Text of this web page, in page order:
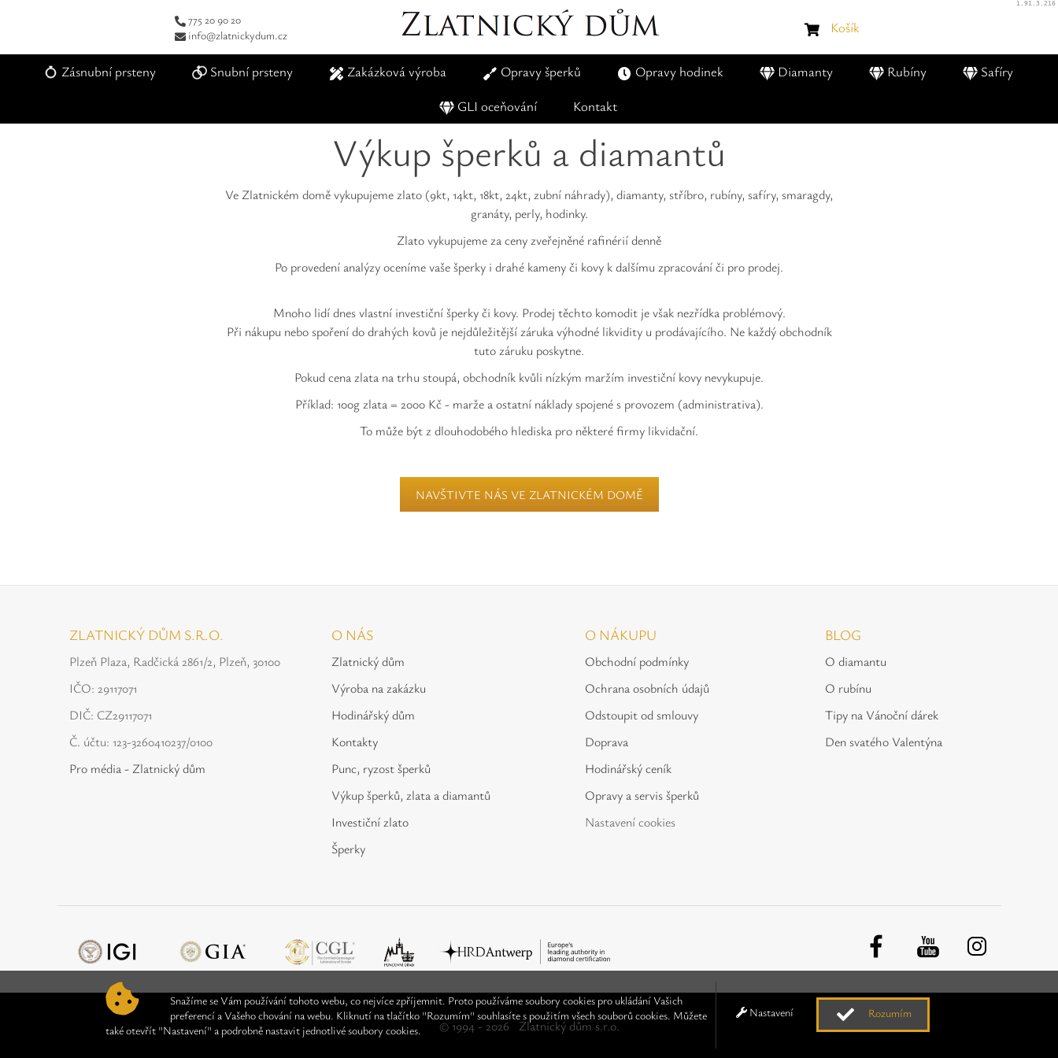
Snažíme se Vám používání tohoto webu, co nejvíce zpříjemnit. Proto používáme soubory cookies pro ukládání Vašich
preferencí a Vašeho chování na webu. Kliknutí na tlačítko "Rozumím" souhlasíte s použitím všech souborů cookies. Můžete
také otevřít "Nastavení" a podrobně nastavit jednotlivé soubory cookies.
Nastavení Rozumím
775 20 90 20
info@zlatnickydum.cz
Zásnubní prsteny Snubní prsteny Zakázková výroba Opravy šperků Opravy hodinek Diamanty Rubíny
Safíry
GLI oceňování
Kontakt
Košík
1.91.3.216
Výkup šperků a diamantů
Ve Zlatnickém domě vykupujeme zlato (9kt, 14kt, 18kt, 24kt, zubní náhrady), diamanty, stříbro, rubíny, safíry, smaragdy,
granáty, perly, hodinky.
Zlato vykupujeme za ceny zveřejněné rafinérií denně
Po provedení analýzy oceníme vaše šperky i drahé kameny či kovy k dalšímu zpracování či pro prodej.
Mnoho lidí dnes vlastní investiční šperky či kovy. Prodej těchto komodit je však nezřídka problémový.
Při nákupu nebo spoření do drahých kovů je nejdůležitější záruka výhodné likvidity u prodávajícího. Ne každý obchodník
tuto záruku poskytne.
Pokud cena zlata na trhu stoupá, obchodník kvůli nízkým maržím investiční kovy nevykupuje.
Příklad: 100g zlata = 2000 Kč - marže a ostatní náklady spojené s provozem (administrativa).
To může být z dlouhodobého hlediska pro některé firmy likvidační.
NAVŠTIVTE NÁS VE ZLATNICKÉM DOMĚ
ZLATNICKÝ DŮM S.R.O.
Plzeň Plaza, Radčická 2861/2, Plzeň, 30100
IČO: 29117071
DIČ: CZ29117071
Č. účtu: 123-3260410237/0100
Pro média - Zlatnický dům
O NÁS
Zlatnický dům
Výroba na zakázku
Hodinářský dům
Kontakty
Punc, ryzost šperků
Výkup šperků, zlata a diamantů
Investiční zlato
Šperky
O NÁKUPU
Obchodní podmínky
Ochrana osobních údajů
Odstoupit od smlouvy
Doprava
Hodinářský ceník
Opravy a servis šperků
Nastavení cookies
BLOG
O diamantu
O rubínu
Tipy na Vánoční dárek
Den svatého Valentýna
© 1994 - 2026 Zlatnický dům s.r.o.